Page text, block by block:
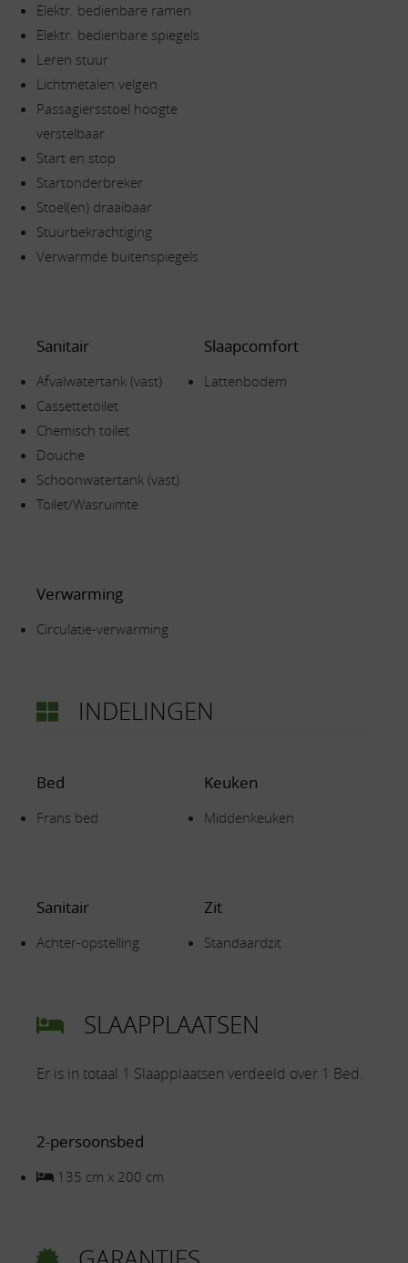
Elektr. bedienbare ramen
Elektr. bedienbare spiegels
Leren stuur
Lichtmetalen velgen
Passagiersstoel hoogte
verstelbaar
Start en stop
Startonderbreker
Stoel(en) draaibaar
Stuurbekrachtiging
Verwarmde buitenspiegels
Sanitair
Afvalwatertank (vast)
Cassettetoilet
Chemisch toilet
Douche
Schoonwatertank (vast)
Toilet/Wasruimte
Slaapcomfort
Lattenbodem
Verwarming
Circulatie-verwarming
INDELINGEN
Bed
Frans bed
Keuken
Middenkeuken
Sanitair
Achter-opstelling
Zit
Standaardzit
SLAAPPLAATSEN
Er is in totaal 1 Slaapplaatsen verdeeld over 1 Bed.
2-persoonsbed
135 cm x 200 cm